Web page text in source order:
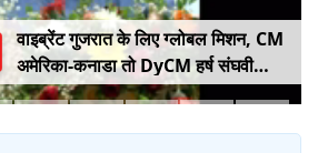
वाइब्रेंट गुजरात के लिए ग्लोबल मिशन, CM
अमेरिका-कनाडा तो DyCM हर्ष संघवी
संभालेंगे जापान-यूरोप का मोर्चा